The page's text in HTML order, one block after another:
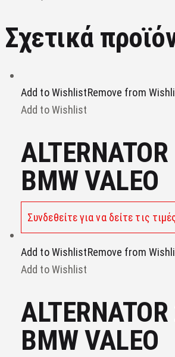
Σχετικά
Add to WishlistRemove from
Add to Wishlist
BMW VALEO
Συνδεθείτε για να δείτε τις
Add to WishlistRemove from
Add to Wishlist
BMW VALEO